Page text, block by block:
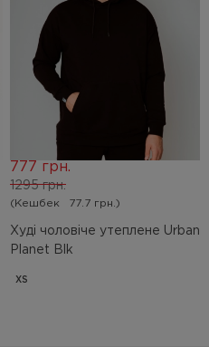
Худі чоловіче утеплене Urban
Planet Blk
1295 грн.
777 грн.
(Кешбек 77.7 грн.)
XS